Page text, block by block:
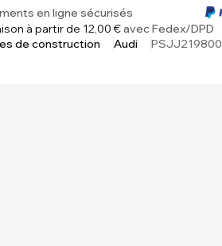
en ligne sécurisés
à partir de 12,00 €avec Fedex/DPD
de construction
Audi PSJJ219800